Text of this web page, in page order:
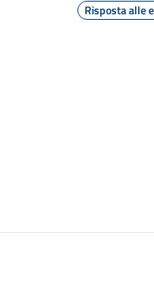
Risposta alle